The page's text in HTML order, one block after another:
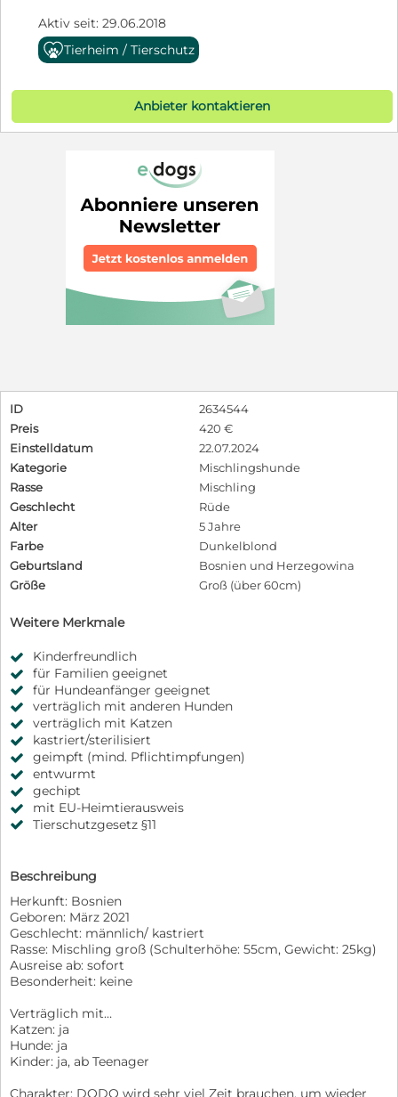
Aktiv seit: 29.06.2018
Tierheim / Tierschutz
Anbieter kontaktieren
ID
2634544
Preis
420 €
Einstelldatum
22.07.2024
Kategorie
Mischlingshunde
Rasse
Mischling
Geschlecht
Rüde
Alter
5 Jahre
Farbe
Dunkelblond
Geburtsland
Bosnien und Herzegowina
Größe
Groß (über 60cm)
Weitere Merkmale
Kinderfreundlich
für Familien geeignet
für Hundeanfänger geeignet
verträglich mit anderen Hunden
verträglich mit Katzen
kastriert/sterilisiert
geimpft (mind. Pflichtimpfungen)
entwurmt
gechipt
mit EU-Heimtierausweis
Tierschutzgesetz §11
Beschreibung
Herkunft: Bosnien
Geboren: März 2021
Geschlecht: männlich/ kastriert
Rasse: Mischling groß (Schulterhöhe: 55cm, Gewicht: 25kg)
Ausreise ab: sofort
Besonderheit: keine
Verträglich mit…
Katzen: ja
Hunde: ja
Kinder: ja, ab Teenager